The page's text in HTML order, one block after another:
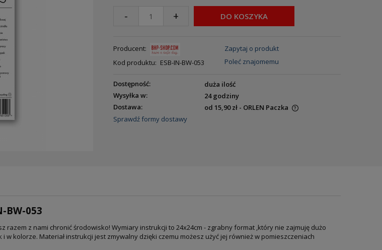
- + DO KOSZYKA
Producent:
Kod produktu: ESB-IN-BW-053
Zapytaj o produkt
Poleć znajomemu
Dostępność:
duża ilość
Wysyłka w:
24 godziny
Dostawa:
od 15,90 zł - ORLEN Paczka
Sprawdź formy dostawy
BW-053
z nami chronić środowisko! Wymiary instrukcji to 24x24cm - zgrabny format ,który nie zajmuję dużo
kolorze. Materiał instrukcji jest zmywalny dzięki czemu możesz użyć jej również w pomieszczeniach